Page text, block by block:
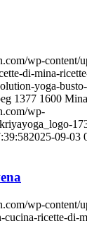
wp-content/
di-mina-
yoga-
1377 1600
wp-
2025-09-03
wp-content/
ricette-di-